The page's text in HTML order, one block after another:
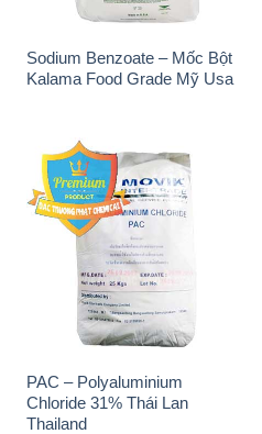
Sodium Benzoate – Mốc Bột
Kalama Food Grade Mỹ Usa
PAC – Polyaluminium
Chloride 31% Thái Lan
Thailand